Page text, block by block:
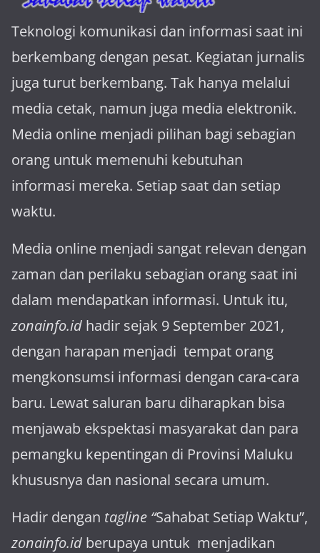
Teknologi komunikasi dan informasi saat ini
berkembang dengan pesat. Kegiatan jurnalis
juga turut berkembang. Tak hanya melalui
media cetak, namun juga media elektronik.
Media online menjadi pilihan bagi sebagian
orang untuk memenuhi kebutuhan
informasi mereka. Setiap saat dan setiap
waktu.
Media online menjadi sangat relevan dengan
za­man dan perilaku sebagian orang saat ini
dalam mendapatkan informasi. Untuk itu,
zonainfo.id hadir sejak 9 September 2021,
dengan harapan menjadi tem­pat orang
mengkonsumsi informasi dengan cara-cara
baru. Lewat sa­luran ba­ru diharapkan bisa
menja­wab ekspektasi masya­rakat dan para
pemangku kepen­tingan di Provinsi Maluku
khususnya dan nasional secara umum.
Hadir dengan tagline “Sahabat Setiap Waktu”,
zonainfo.id berupaya untuk menjadikan